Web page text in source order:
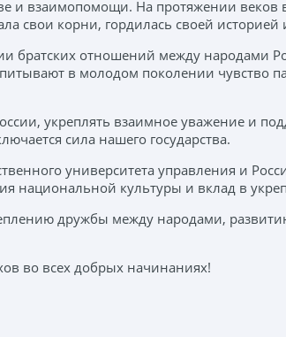
и взаимопомощи. На протяжении
свои корни, гордилась своей
братских отношений между народами
в молодом поколении чувство
укреплять взаимное уважение и
сила нашего государства.
университета управления и
национальной культуры и вклад в
дружбы между народами,
во всех добрых начинаниях!